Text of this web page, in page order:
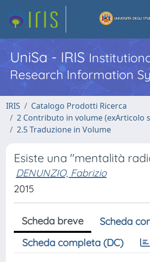
UniSa - IRIS
Research Information
IRIS
Catalogo Prodotti Ricerca
2 Contributo in volume (exArticolo
2.5 Traduzione in Volume
Esiste una "mentalità
DENUNZIO, Fabrizio
2015
Scheda breve
Scheda
Scheda completa (DC)